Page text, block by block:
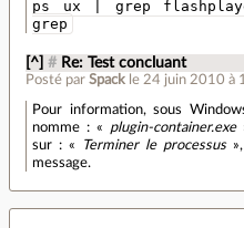
ps ux | grep
grep
[^] # Re: Test concluant
Posté parSpack le 24 juin 2010 à
Pour information, sous
nomme : «
plugin-container.exe
sur : «
Terminer le processus»,
message.